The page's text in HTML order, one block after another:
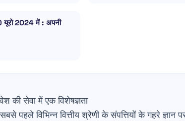
2024 में : अपनी
सेवा में एक विशेषज्ञता
विभिन्न वित्तीय श्रेणी के संपत्तियों के गहरे ज्ञान